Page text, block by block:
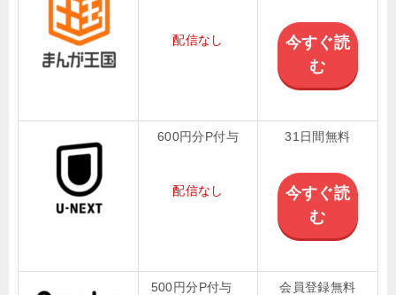
配信なし
今すぐ読
む
600円分P付与
配信なし
31日間無料
今すぐ読
む
500円分P付与 会員登録無料